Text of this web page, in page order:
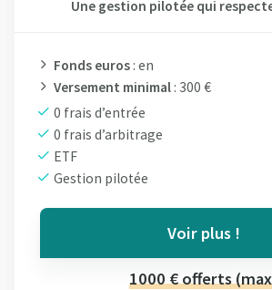
Une gestion pilotée qui
Fonds euros : en
Versement minimal : 300 €
0 frais d’entrée
0 frais d’arbitrage
ETF
Gestion pilotée
Voir plus !
1000 € offerts